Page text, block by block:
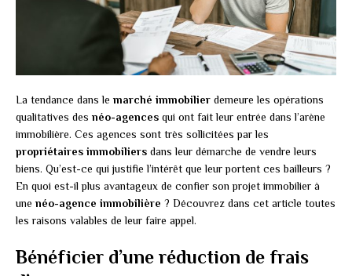
La tendance dans le marché immobilier demeure les opérations
qualitatives des néo-agences qui ont fait leur entrée dans l’arène
immobilière. Ces agences sont très sollicitées par les
propriétaires immobiliers dans leur démarche de vendre leurs
biens. Qu’est-ce qui justifie l’intérêt que leur portent ces bailleurs ?
En quoi est-il plus avantageux de confier son projet immobilier à
une néo-agence immobilière ? Découvrez dans cet article toutes
les raisons valables de leur faire appel.
Bénéficier d’une réduction de frais